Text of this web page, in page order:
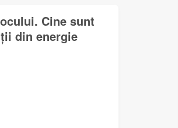
Cine sunt
din energie